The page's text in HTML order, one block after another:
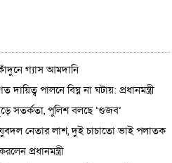
গ্যাস আমদানি
পালনে বিঘ্ন না ঘটায়: প্রধানমন্ত্রী
সতর্কতা, পুলিশ বলছে ‘গুজব’
নেতার লাশ, দুই চাচাতো ভাই পলাতক
প্রধানমন্ত্রী